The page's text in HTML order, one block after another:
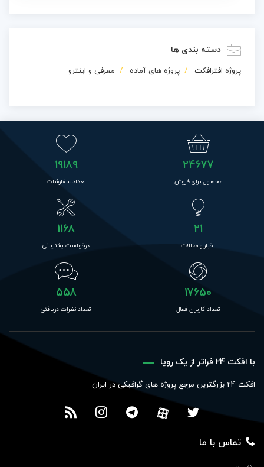
دسته بندی ها
پروژه افترافکت پروژه های آماده معرفی و اینترو
24677
محصول برای فروش
19189
تعداد سفارشات
21
اخبار و مقالات
1168
درخواست پشتیبانی
17650
تعداد کاربران فعال
558
تعداد نظرات دریافتی
با افکت 24 فراتر از یک رویا
افکت 24 بزرگترین مرجع پروژه های گرافیکی در ایران
تماس با ما